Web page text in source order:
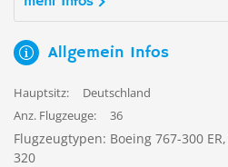
Allgemein Infos
Hauptsitz:
Deutschland
Anz. Flugzeuge:
36
Flugzeugtypen: Boeing 767-300
320